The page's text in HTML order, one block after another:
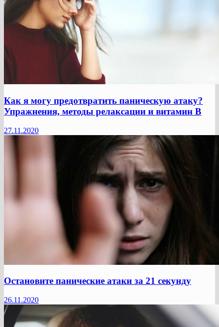
Как я могу предотвратить паническую атаку?
Упражнения, методы релаксации и витамин B
27.11.2020
Остановите панические атаки за 21 секунду
26.11.2020